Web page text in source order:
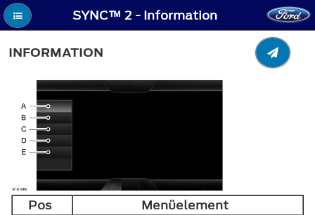
SYNC™ 2 - Information
INFORMATION
Pos
Menüelement